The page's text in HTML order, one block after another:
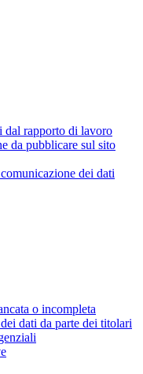
dal rapporto di lavoro
da pubblicare sul sito
dei dati
o incompleta
dati da parte dei titolari